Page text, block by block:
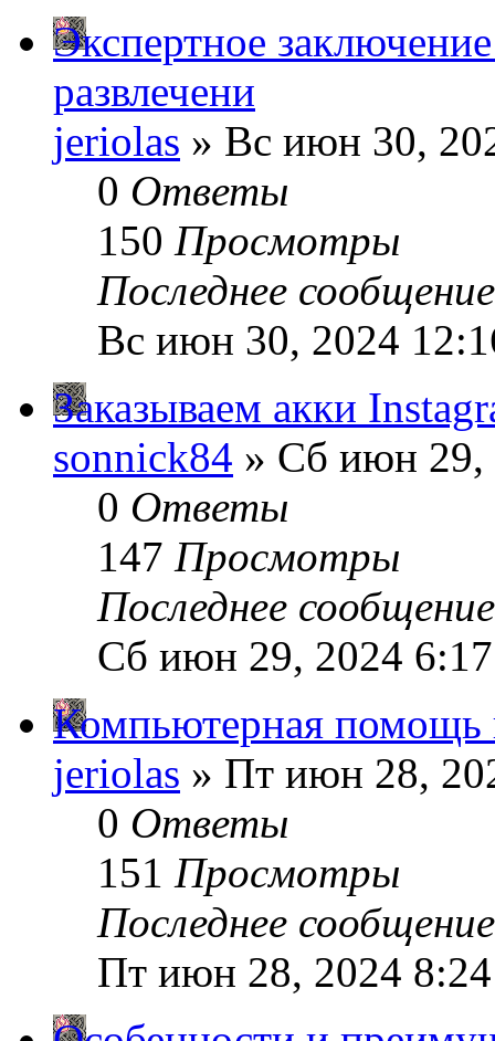
Экспертное
развлечени
jeriolas » Вс июн 30,
0 Ответы
150 Просмотры
Последнее
Вс июн 30, 2024
Заказываем акки
sonnick84 » Сб июн 29,
0 Ответы
147 Просмотры
Последнее
Сб июн 29, 2024
Компьютерная помощь
jeriolas » Пт июн 28,
0 Ответы
151 Просмотры
Последнее
Пт июн 28, 2024